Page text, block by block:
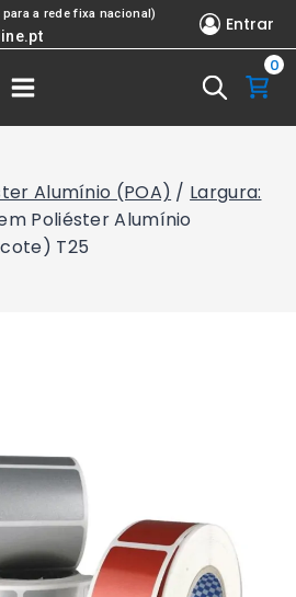
a rede fixa nacional) Entrar
0
Alumínio (POA) / Largura:
Poliéster Alumínio
T25